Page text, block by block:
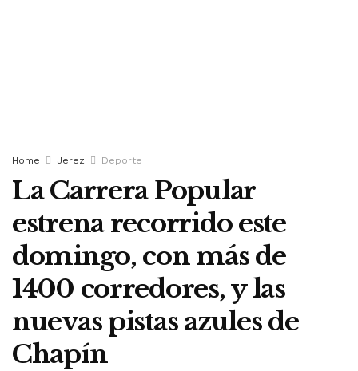
Home Jerez Deporte
La Carrera Popular
estrena recorrido este
domingo, con más de
1400 corredores, y las
nuevas pistas azules de
Chapín